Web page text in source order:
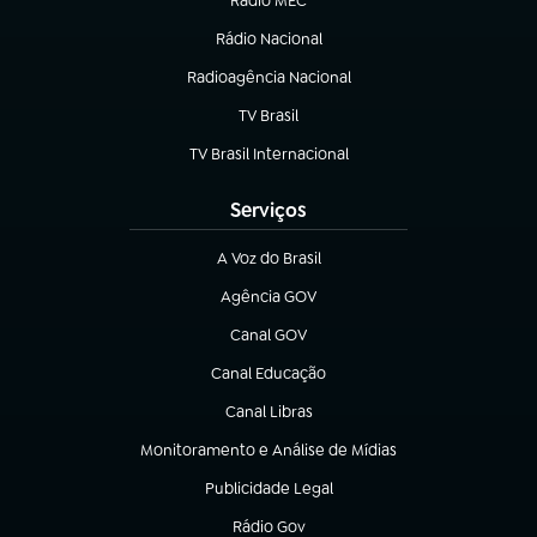
(abre em nova aba)
Rádio Nacional
Radioagência Nacional
(abre em nova aba)
TV Brasil
(abre em nova aba)
TV Brasil Internacional
(abre em nova aba)
Serviços
A Voz do Brasil
(abre em nova aba)
Agência GOV
(abre em nova aba)
Canal GOV
(abre em nova aba)
Canal Educação
(abre em nova aba)
Canal Libras
(abre em nova aba)
Monitoramento e Análise de Mídias
(abre em nova aba)
Publicidade Legal
(abre em nova aba)
Rádio Gov